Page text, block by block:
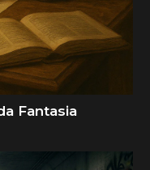
Fantasia